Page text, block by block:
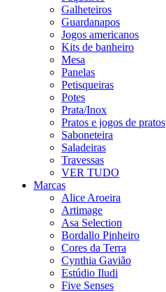
Galheteiros
Guardanapos
Jogos americanos
Kits de banheiro
Mesa
Panelas
Petisqueiras
Potes
Prata/Inox
Pratos e jogos de pratos
Saboneteira
Saladeiras
Travessas
VER TUDO
Marcas
Alice Aroeira
Artimage
Asa Selection
Bordallo Pinheiro
Cores da Terra
Cynthia Gavião
Estúdio Iludi
Five Senses